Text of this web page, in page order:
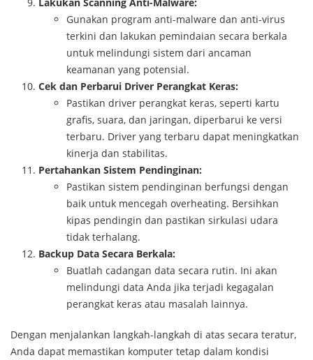
Gunakan program anti-malware dan anti-virus
terkini dan lakukan pemindaian secara berkala
untuk melindungi sistem dari ancaman
keamanan yang potensial.
Cek dan Perbarui Driver Perangkat Keras:
Pastikan driver perangkat keras, seperti kartu
grafis, suara, dan jaringan, diperbarui ke versi
terbaru. Driver yang terbaru dapat meningkatkan
kinerja dan stabilitas.
Pertahankan Sistem Pendinginan:
Pastikan sistem pendinginan berfungsi dengan
baik untuk mencegah overheating. Bersihkan
kipas pendingin dan pastikan sirkulasi udara
tidak terhalang.
Backup Data Secara Berkala:
Buatlah cadangan data secara rutin. Ini akan
melindungi data Anda jika terjadi kegagalan
perangkat keras atau masalah lainnya.
Dengan menjalankan langkah-langkah di atas secara teratur,
Anda dapat memastikan komputer tetap dalam kondisi